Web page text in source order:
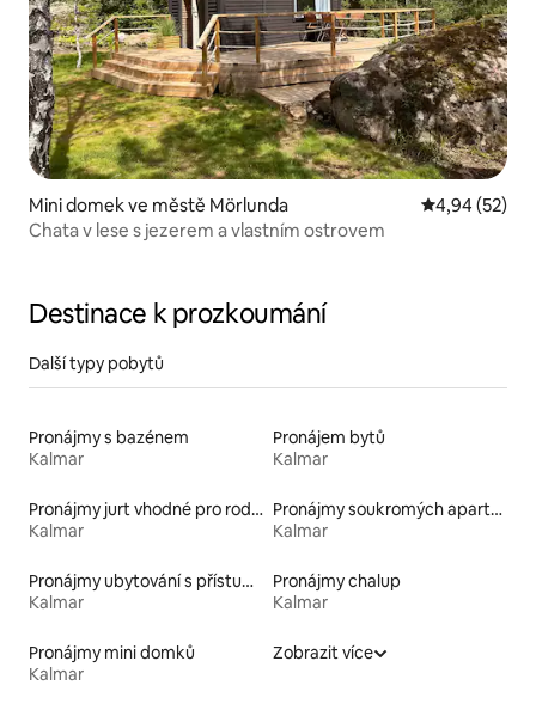
Mini domek ve městě Mörlunda Průměrné
4,94 (52)
Chata v lese s jezerem a vlastním ostrovem
Destinace k prozkoumání
Další typy pobytů
Pronájmy s bazénem
Kalmar
Pronájem bytů
Kalmar
Pronájmy jurt vhodné pro rodiny s dětmi
Kalmar
Pronájmy soukromých apartmánů
Kalmar
Pronájmy ubytování s přístupem k jezeru
Kalmar
Pronájmy chalup
Kalmar
Pronájmy mini domků
Kalmar
Zobrazit více